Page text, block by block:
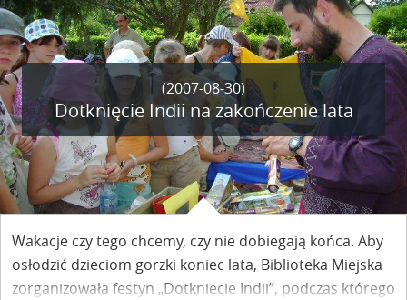
(2007-08-30)
Dotknięcie Indii na zakończenie lata
Wakacje czy tego chcemy, czy nie dobiegają końca. Aby
osłodzić dzieciom gorzki koniec lata, Biblioteka Miejska
zorganizowała festyn „Dotkniecie Indii”, podczas którego